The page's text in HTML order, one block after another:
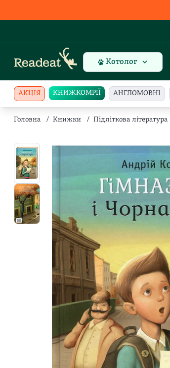
Котолог
АКЦІЯ КНИЖКОМРІЇ АНГЛОМОВНІ
Головна / Книжки / Підліткова література